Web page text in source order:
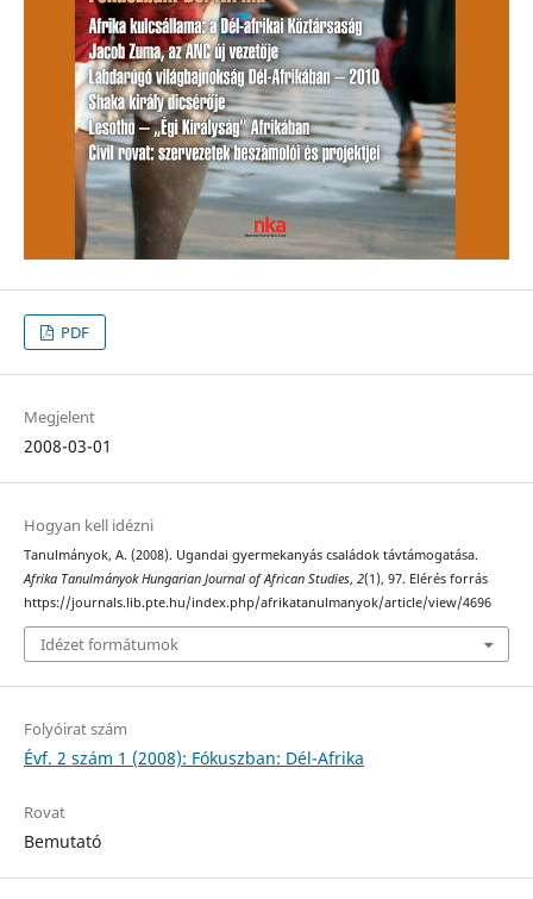
PDF
Megjelent
2008-03-01
Hogyan kell idézni
Tanulmányok, A. (2008). Ugandai gyermekanyás családok távtámogatása.
Afrika Tanulmányok Hungarian Journal of African Studies, 2(1), 97. Elérés forrás
https://journals.lib.pte.hu/index.php/afrikatanulmanyok/article/view/4696
Idézet formátumok
Folyóirat szám
Évf. 2 szám 1 (2008): Fókuszban: Dél-Afrika
Rovat
Bemutató